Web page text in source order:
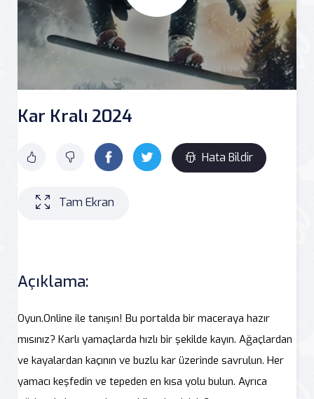
Kar Kralı 2024
Hata Bildir
Tam Ekran
Açıklama:
Oyun.Online ile tanışın! Bu portalda bir maceraya hazır
mısınız? Karlı yamaçlarda hızlı bir şekilde kayın. Ağaçlardan
ve kayalardan kaçının ve buzlu kar üzerinde savrulun. Her
yamacı keşfedin ve tepeden en kısa yolu bulun. Ayrıca